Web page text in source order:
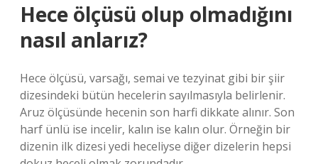
Hece ölçüsü olup olmadığını
nasıl anlarız?
Hece ölçüsü, varsağı, semai ve tezyinat gibi bir şiir
dizesindeki bütün hecelerin sayılmasıyla belirlenir.
Aruz ölçüsünde hecenin son harfi dikkate alınır. Son
harf ünlü ise incelir, kalın ise kalın olur. Örneğin bir
dizenin ilk dizesi yedi heceliyse diğer dizelerin hepsi